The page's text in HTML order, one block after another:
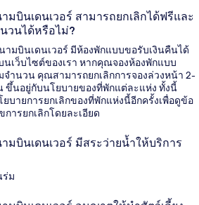
มบินเดนเวอร์ สามารถยกเลิกได้ฟรีและ
วนได้หรือไม่?
ามบินเดนเวอร์ มีห้องพักแบบขอรับเงินคืนได้
นเว็บไซต์ของเรา หากคุณจองห้องพักแบบ
จำนวน คุณสามารถยกเลิกการจองล่วงหน้า 2-
ขึ้นอยู่กับนโยบายของที่พักแต่ละแห่ง ทั้งนี้
บายการยกเลิกของที่พักแห่งนี้อีกครั้งเพื่อดูข้อ
ารยกเลิกโดยละเอียด
มบินเดนเวอร์ มีสระว่ายน้ำให้บริการ
ร่ม